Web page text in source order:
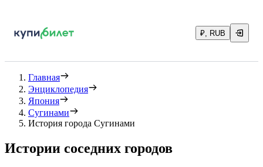
₽, RUB
Главная
Энциклопедия
Япония
Сугинами
История города Сугинами
Истории соседних городов